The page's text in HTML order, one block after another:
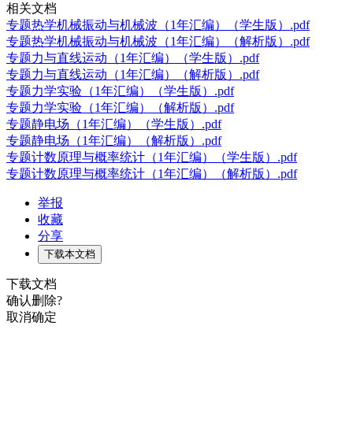
相关文档
专题热学机械振动与机械波（1年汇编）（学生版）.pdf
专题热学机械振动与机械波（1年汇编）（解析版）.pdf
专题力与直线运动（1年汇编）（学生版）.pdf
专题力与直线运动（1年汇编）（解析版）.pdf
专题力学实验（1年汇编）（学生版）.pdf
专题力学实验（1年汇编）（解析版）.pdf
专题静电场（1年汇编）（学生版）.pdf
专题静电场（1年汇编）（解析版）.pdf
专题计数原理与概率统计（1年汇编）（学生版）.pdf
专题计数原理与概率统计（1年汇编）（解析版）.pdf
举报
收藏
分享
下载本文档
下载文档
确认删除?
取消确定